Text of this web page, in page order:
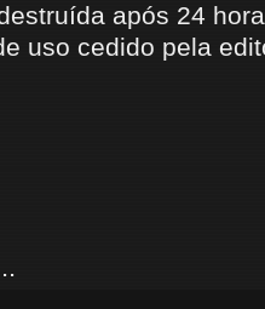
após 24
uso cedido pela